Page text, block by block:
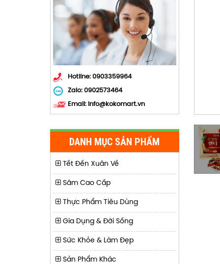
Hotline: 0903359964
Zalo: 0902573464
Email: info@kokomart.vn
DANH MỤC SẢN PHẨM
Tết Đến Xuân Về
Sâm Cao Cấp
Thực Phẩm Tiêu Dùng
Gia Dụng & Đời Sống
Sức Khỏe & Làm Đẹp
Sản Phẩm Khác
THAU INOX 304 ĐK12CM THÀNH
3312